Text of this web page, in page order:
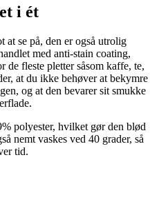
i ét
se på, den er også utrolig
med anti-stain coating,
de fleste pletter såsom kaffe, te,
at du ikke behøver at bekymre
og at den bevarer sit smukke
polyester, hvilket gør den blød
nemt vaskes ved 40 grader, så
tid.